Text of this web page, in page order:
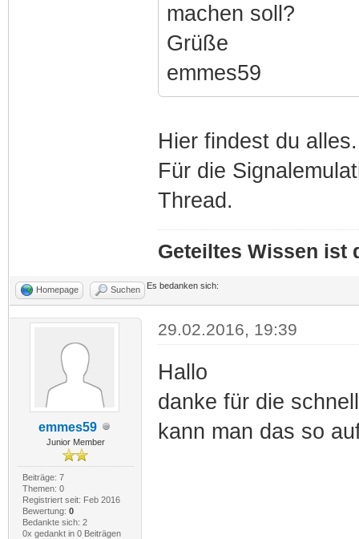
machen soll?
Grüße
emmes59
Hier findest du alles.
Für die
Thread.
Geteiltes Wissen ist
Homepage Suchen Es bedanken sich:
emmes59
Junior Member
Beiträge: 7
Themen: 0
Registriert seit: Feb 2016
Bewertung: 0
Bedankte sich: 2
0x gedankt in 0 Beiträgen
29.02.2016, 19:39
Hallo
danke für die
kann man das so